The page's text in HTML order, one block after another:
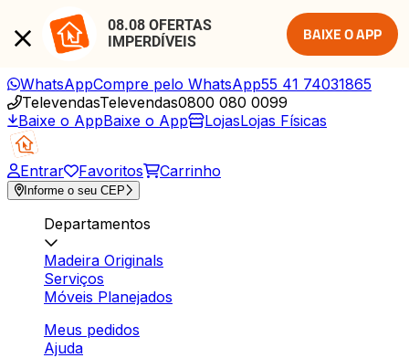
08.08 OFERTAS
IMPERDÍVEIS
BAIXE O APP
WhatsAppCompre pelo WhatsApp55 41 74031865
TelevendasTelevendas0800 080 0099
Baixe o AppBaixe o App LojasLojas Físicas
Entrar Favoritos Carrinho
Informe o seu CEP
Departamentos
Madeira Originals
Serviços
Móveis Planejados
Meus pedidos
Ajuda